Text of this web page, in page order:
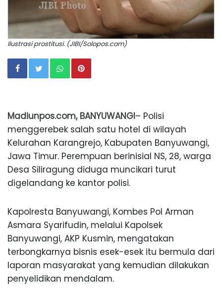
Ilustrasi prostitusi. (JIBI/Solopos.com)
Madiunpos.com, BANYUWANGI– Polisi
menggerebek salah satu hotel di wilayah
Kelurahan Karangrejo, Kabupaten Banyuwangi,
Jawa Timur. Perempuan berinisial NS, 28, warga
Desa Siliragung diduga muncikari turut
digelandang ke kantor polisi.
Kapolresta Banyuwangi, Kombes Pol Arman
Asmara Syarifudin, melalui Kapolsek
Banyuwangi, AKP Kusmin, mengatakan
terbongkarnya bisnis esek-esek itu bermula dari
laporan masyarakat yang kemudian dilakukan
penyelidikan mendalam.